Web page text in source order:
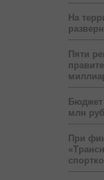
На
Пяти
Бюджет
млн
При